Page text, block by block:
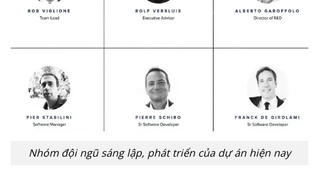
Nhóm đội ngũ sáng lập, phát triển của dự án hiện nay